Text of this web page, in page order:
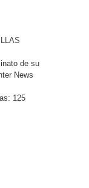
de su
News
125